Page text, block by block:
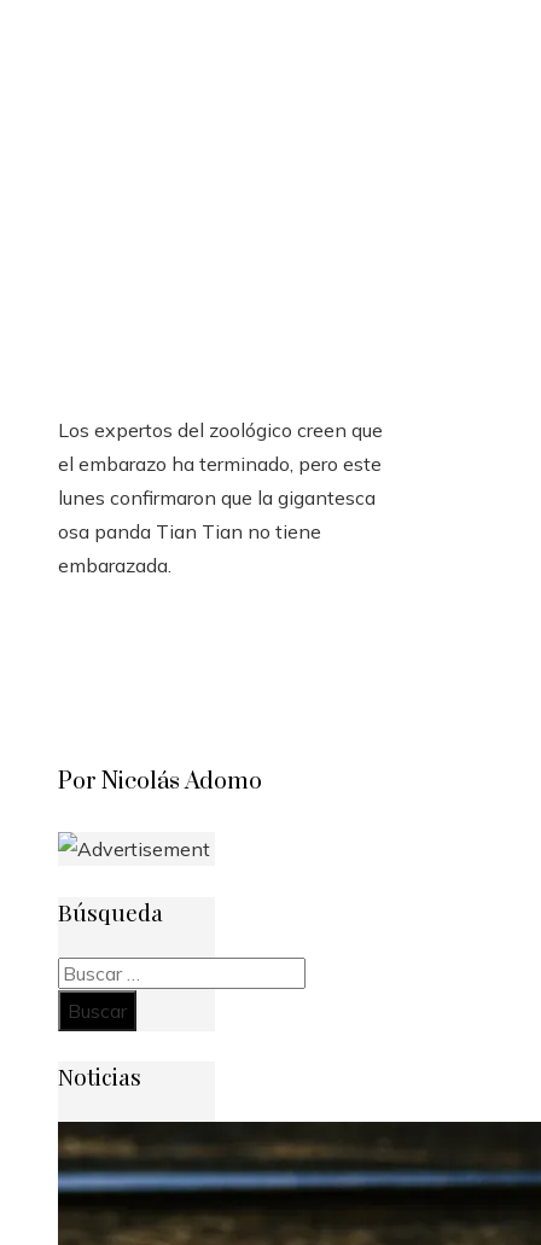
Los expertos del zoológico creen que
el embarazo ha terminado, pero este
lunes confirmaron que la gigantesca
osa panda Tian Tian no tiene
embarazada.
Por Nicolás Adomo
Búsqueda
Buscar:
Noticias